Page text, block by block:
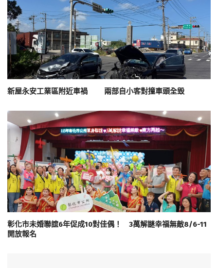
新屋永安工業區附近車禍 兩部自小客對撞車頭全毀
彰化市未婚聯誼6年促成10對佳偶！ 3萬解謎幸福無敵8/6-11
開放報名